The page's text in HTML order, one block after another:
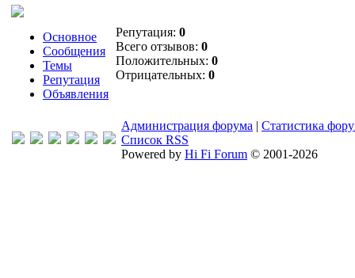
Основное
Сообщения
Темы
Репутация
Объявления
Репутация: 0
Всего отзывов: 0
Положительных: 0
Отрицательных: 0
Администрация форума | Статистика
Список RSS
Powered by Hi Fi Forum © 2001-2026